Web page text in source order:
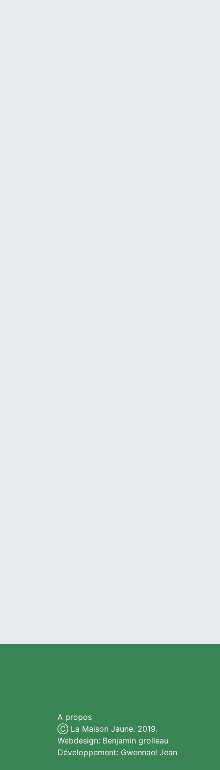
A propos
Ⓒ La Maison Jaune. 2019.
Webdesign: Benjamin grolleau
Développement: Gwennael Jean